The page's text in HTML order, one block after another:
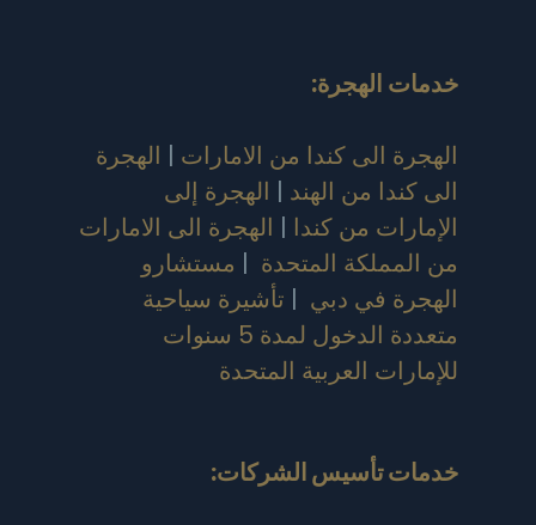
خدمات الهجرة:
الهجرة الى كندا من الامارات | الهجرة
الى كندا من الهند | الهجرة إلى
الإمارات من كندا | الهجرة الى الامارات
من المملكة المتحدة | مستشارو
الهجرة في دبي | تأشيرة سياحية
متعددة الدخول لمدة 5 سنوات
للإمارات العربية المتحدة
خدمات تأسيس الشركات: